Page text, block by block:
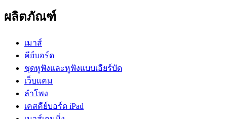
ผลิตภัณฑ์
เมาส์
คีย์บอร์ด
ชุดหูฟังและหูฟังแบบเอียร์บัด
เว็บแคม
ลำโพง
เคสคีย์บอร์ด iPad